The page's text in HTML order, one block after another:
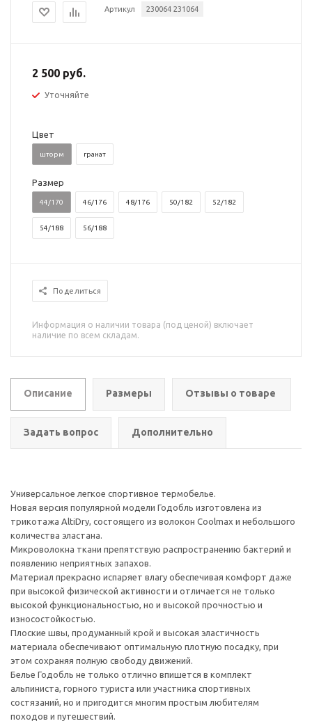
Артикул 230064 231064
2 500 руб.
Уточняйте
Цвет
шторм гранат
Размер
44/170 46/176 48/176 50/182 52/182
54/188 56/188
Поделиться
Информация о наличии товара (под ценой) включает
наличие по всем складам.
Описание Размеры Отзывы о товаре
Задать вопрос Дополнительно
Универсальное легкое спортивное термобелье.
Новая версия популярной модели Годобль изготовлена из
трикотажа AltiDry, состоящего из волокон Coolmax и небольшого
количества эластана.
Микроволокна ткани препятствую распространению бактерий и
появлению неприятных запахов.
Материал прекрасно испаряет влагу обеспечивая комфорт даже
при высокой физической активности и отличается не только
высокой функциональностью, но и высокой прочностью и
износостойкостью.
Плоские швы, продуманный крой и высокая эластичность
материала обеспечивают оптимальную плотную посадку, при
этом сохраняя полную свободу движений.
Белье Годобль не только отлично впишется в комплект
альпиниста, горного туриста или участника спортивных
состязаний, но и пригодится многим простым любителям
походов и путешествий.